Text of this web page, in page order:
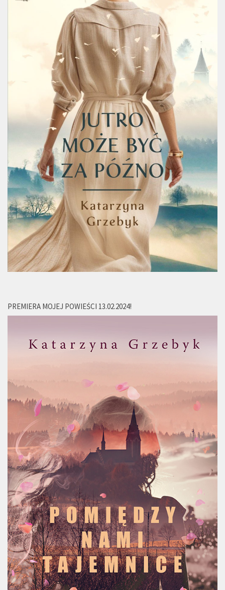
PREMIERA MOJEJ POWIEŚCI 13.02.2024!